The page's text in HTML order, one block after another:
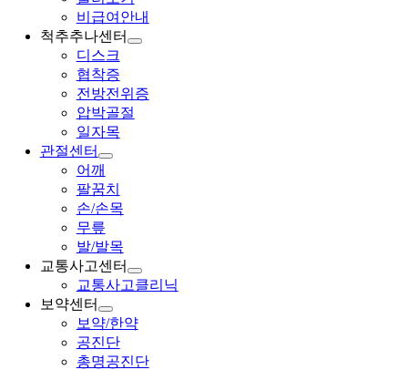
비급여안내
척추추나센터
디스크
협착증
전방전위증
압박골절
일자목
관절센터
어깨
팔꿈치
손/손목
무릎
발/발목
교통사고센터
교통사고클리닉
보약센터
보약/한약
공진단
총명공진단